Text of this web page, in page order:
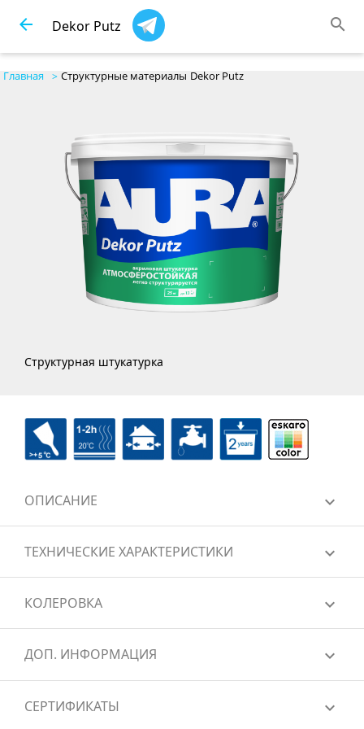
Главная Структурные материалы Dekor Putz
Структурная штукатурка
ОПИСАНИЕ
ТЕХНИЧЕСКИЕ ХАРАКТЕРИСТИКИ
КОЛЕРОВКА
ДОП. ИНФОРМАЦИЯ
СЕРТИФИКАТЫ
arrow_back Dekor Putz search